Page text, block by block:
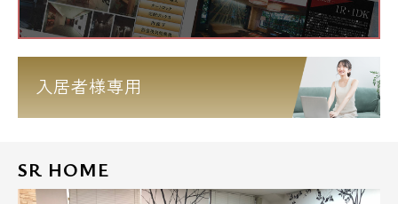
入居者様専用
SR HOME